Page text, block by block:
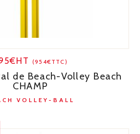
(954€TTC)
de Beach-Volley Beach
CHAMP
VOLLEY-BALL